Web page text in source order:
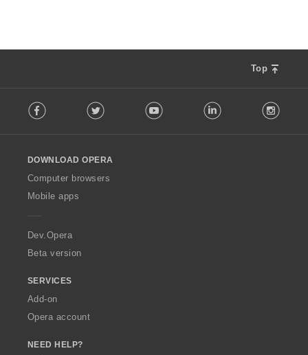
Top
o
w
O
p
a
Facebook Twitter Youtube LinkedIn
DOWNLOAD OPERA
Computer browsers
Mobile apps
Dev.Opera
Beta version
SERVICES
Add-on
Opera account
NEED HELP?